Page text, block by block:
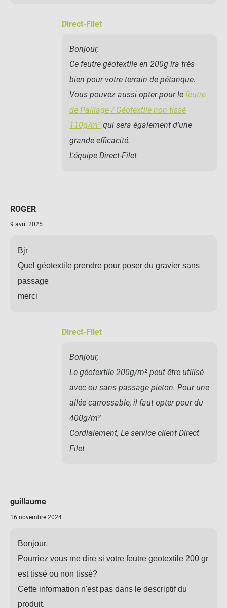
Direct-Filet
Bonjour,
Ce feutre géotextile en 200g ira très
bien pour votre terrain de pétanque.
Vous pouvez aussi opter pour le feutre
de Paillage / Géotextile non tissé
110g/m² qui sera également d'une
grande efficacité.
L'équipe Direct-Filet
ROGER
9 avril 2025
Bjr
Quel géotextile prendre pour poser du gravier sans
passage
merci
Direct-Filet
Bonjour,
Le géotextile 200g/m² peut être utilisé
avec ou sans passage pieton. Pour une
allée carrossable, il faut opter pour du
400g/m²
Cordialement, Le service client Direct
Filet
guillaume
16 novembre 2024
Bonjour,
Pourriez vous me dire si votre feutre geotextile 200 gr
est tissé ou non tissé?
Cette information n'est pas dans le descriptif du
produit.